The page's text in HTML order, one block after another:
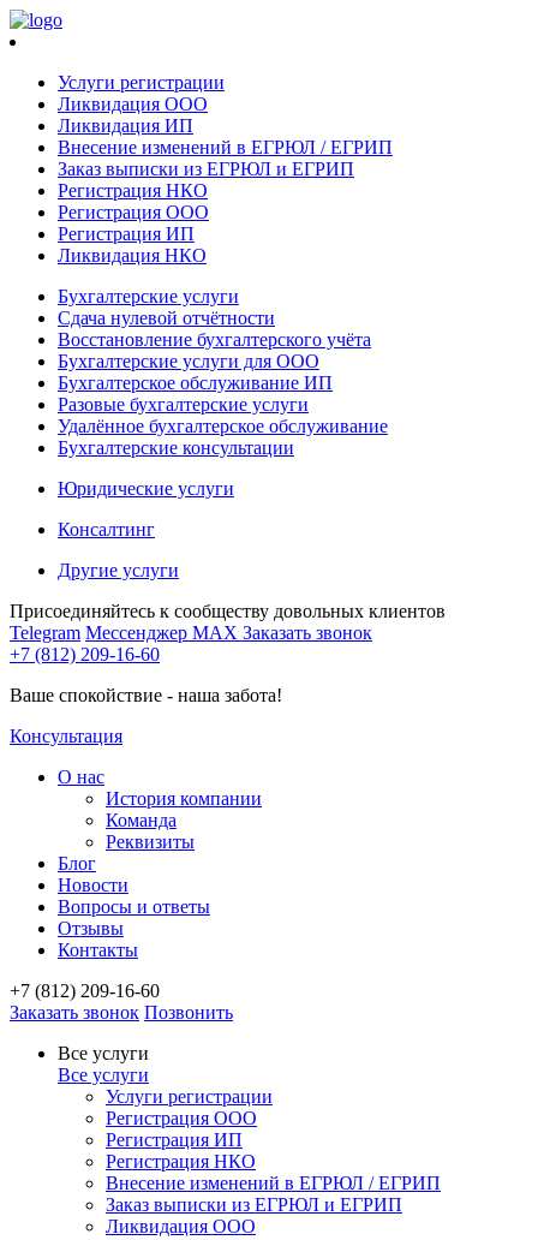
Услуги регистрации
Ликвидация ООО
Ликвидация ИП
Внесение изменений в ЕГРЮЛ / ЕГРИП
Заказ выписки из ЕГРЮЛ и ЕГРИП
Регистрация НКО
Регистрация ООО
Регистрация ИП
Ликвидация НКО
Бухгалтерские услуги
Сдача нулевой отчётности
Восстановление бухгалтерского учёта
Бухгалтерские услуги для ООО
Бухгалтерское обслуживание ИП
Разовые бухгалтерские услуги
Удалённое бухгалтерское обслуживание
Бухгалтерские консультации
Юридические услуги
Консалтинг
Другие услуги
Присоединяйтесь к сообществу довольных клиентов
Telegram Мессенджер MAX Заказать звонок
+7 (812) 209-16-60
Ваше спокойствие - наша забота!
Консультация
О нас
История компании
Команда
Реквизиты
Блог
Новости
Вопросы и ответы
Отзывы
Контакты
+7 (812) 209-16-60
Заказать звонок Позвонить
Все услуги
Все услуги
Услуги регистрации
Регистрация ООО
Регистрация ИП
Регистрация НКО
Внесение изменений в ЕГРЮЛ / ЕГРИП
Заказ выписки из ЕГРЮЛ и ЕГРИП
Ликвидация ООО